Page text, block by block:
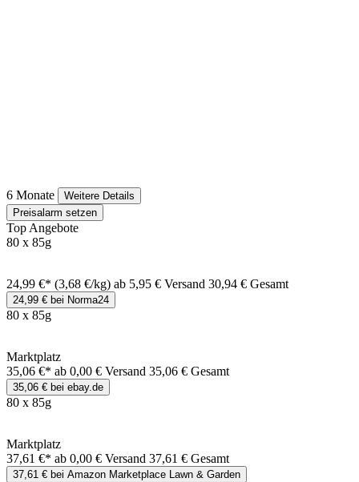
6 Monate
Weitere Details
Preisalarm setzen
Top Angebote
80 x 85g
24,99 €* (3,68 €/kg) ab 5,95 € Versand 30,94 € Gesamt
24,99 € bei Norma24
80 x 85g
Marktplatz
35,06 €* ab 0,00 € Versand 35,06 € Gesamt
35,06 € bei ebay.de
80 x 85g
Marktplatz
37,61 €* ab 0,00 € Versand 37,61 € Gesamt
37,61 € bei Amazon Marketplace Lawn & Garden